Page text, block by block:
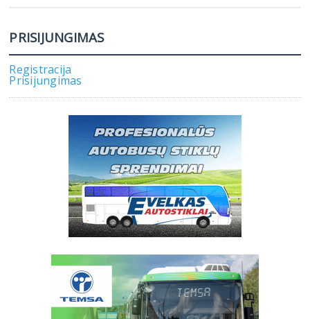
PRISIJUNGIMAS
Registracija
Prisijungimas